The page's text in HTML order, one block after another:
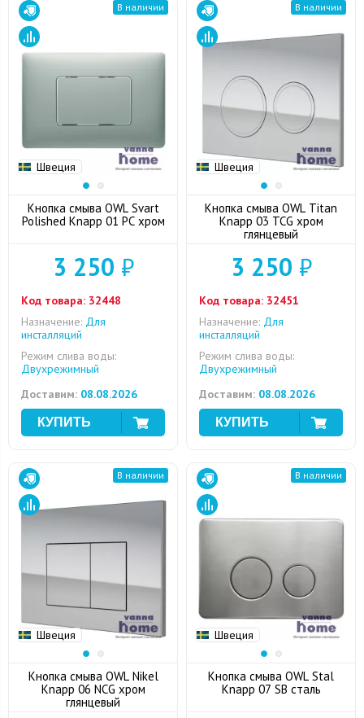
Швеция
В наличии
Кнопка смыва OWL Svart
Polished Knapp 01 PC хром
3 250 ₽
Код товара: 32448
Назначение: Для
инсталляций
Режим слива воды:
Двухрежимный
Доставим: 08.08.2026
Швеция
В наличии
Кнопка смыва OWL Titan
Knapp 03 TCG хром
глянцевый
3 250 ₽
Код товара: 32451
Назначение: Для
инсталляций
Режим слива воды:
Двухрежимный
Доставим: 08.08.2026
Швеция
В наличии
Кнопка смыва OWL Nikel
Knapp 06 NCG хром
глянцевый
Швеция
В наличии
Кнопка смыва OWL Stal
Knapp 07 SB сталь